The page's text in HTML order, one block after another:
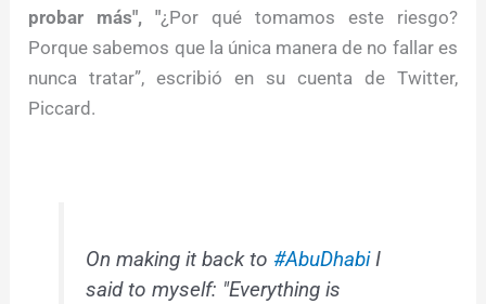
probar más", "¿Por qué tomamos este riesgo?
Porque sabemos que la única manera de no fallar es
nunca tratar”, escribió en su cuenta de Twitter,
Piccard.
On making it back to#AbuDhabiI
said to myself: "Everything is